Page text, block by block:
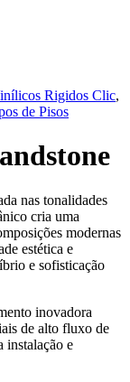
Rigidos Clic,
de Pisos
nas tonalidades
cria uma
modernas
estética e
e sofisticação
inovadora
de alto fluxo de
instalação e